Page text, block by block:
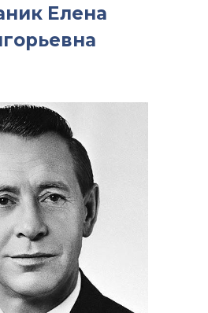
Елена